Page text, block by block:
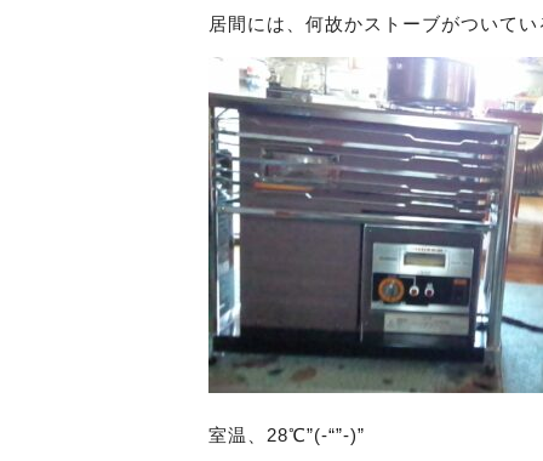
居間には、何故かストーブがついて
室温、28℃”(-“”-)”